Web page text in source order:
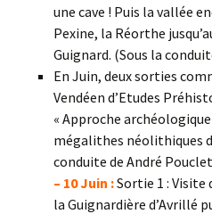
une cave ! Puis la vallée
Pexine, la Réorthe
Guignard. (Sous la
En Juin, deux sorties
Vendéen d’Etudes
« Approche
mégalithes néolithiques
conduite de André
– 10 Juin :Sortie 1 : Visite
la Guignardière d’Avrillé